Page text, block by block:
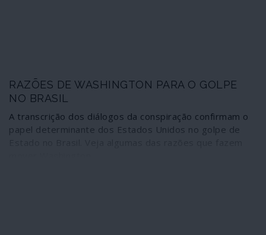
RAZÕES DE WASHINGTON PARA O GOLPE
NO BRASIL
A transcrição dos diálogos da conspiração confirmam o
papel determinante dos Estados Unidos no golpe de